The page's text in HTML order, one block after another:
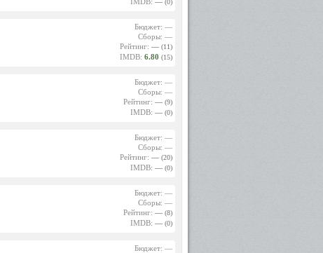
(0)
Бюджет: —
Сборы: —
Рейтинг: — (11)
IMDB: 6.80 (15)
Бюджет: —
Сборы: —
Рейтинг: — (9)
IMDB: — (0)
Бюджет: —
Сборы: —
Рейтинг: — (20)
IMDB: — (0)
Бюджет: —
Сборы: —
Рейтинг: — (8)
IMDB: — (0)
Бюджет: —